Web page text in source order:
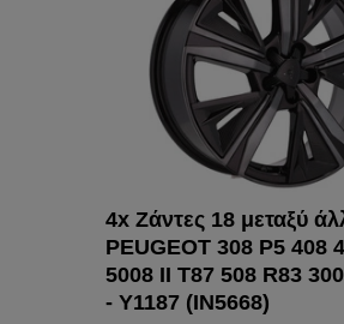
4x Ζάντες 18 μεταξύ
PEUGEOT 308 P5 408
5008 II T87 508 R83
- Y1187 (IN5668)